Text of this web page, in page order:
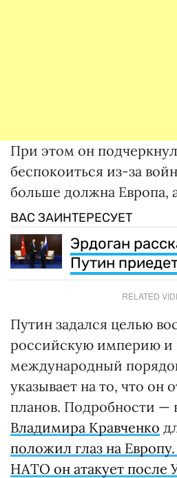
При этом он
беспокоиться из-за
больше должна Европа,
ВАС ЗАИНТЕРЕСУЕТ
Эрдоган
Путин
RELATED
Путин задался целью
российскую империю и
международный
указывает на то, что он
планов. Подробности —
Владимира Кравченко
положил глаз на
НАТО он атакует после